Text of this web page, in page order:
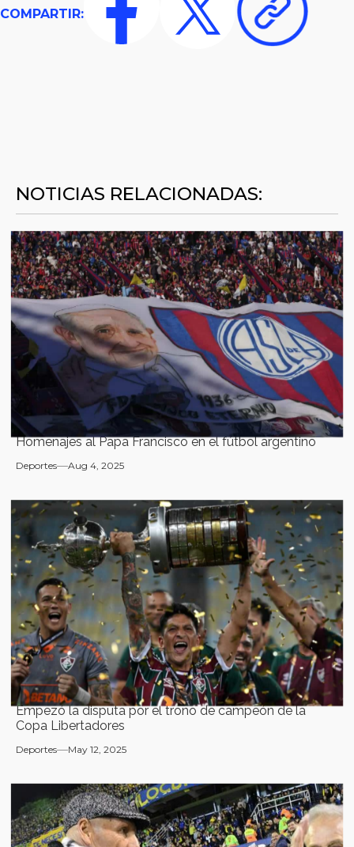
COMPARTIR:
NOTICIAS RELACIONADAS:
Homenajes al Papa Francisco en el fútbol argentino
Deportes Aug 4, 2025
Empezó la disputa por el trono de campeón de la
Copa Libertadores
Deportes May 12, 2025